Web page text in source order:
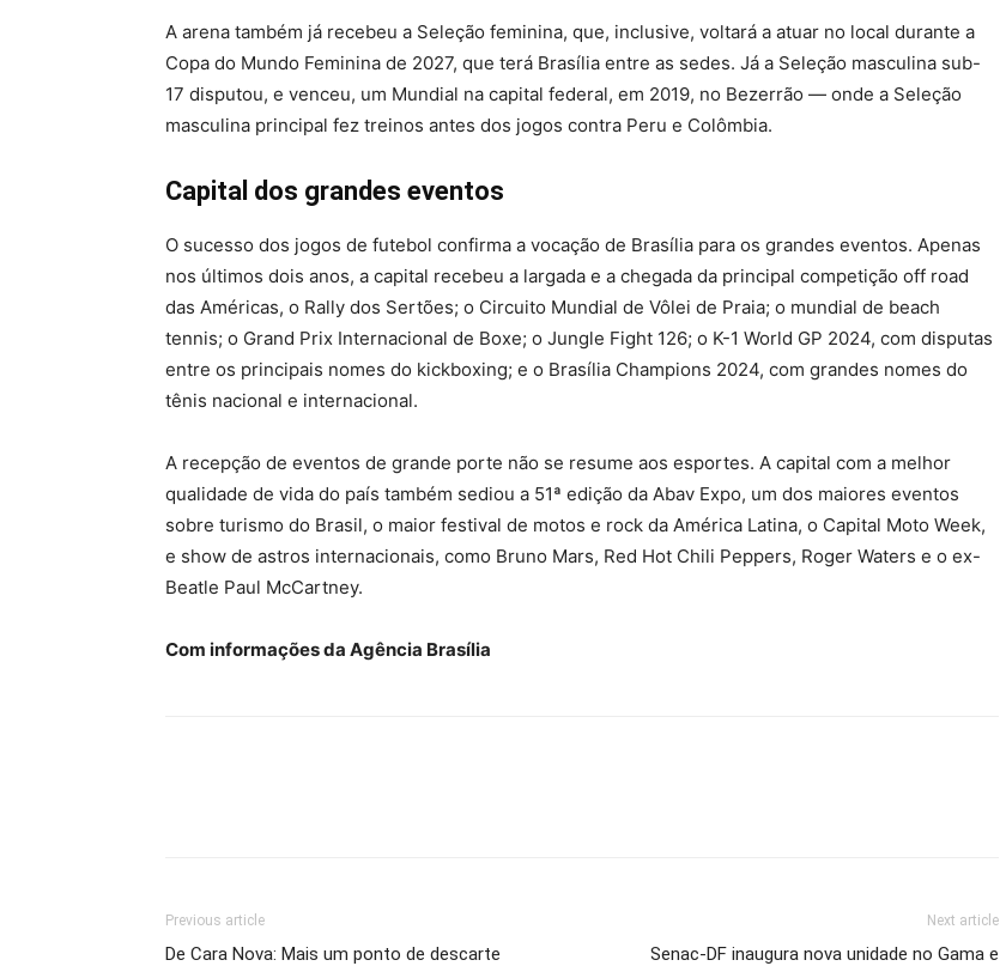
A arena também já recebeu a Seleção feminina, que, inclusive, voltará a atuar no local durante a
Copa do Mundo Feminina de 2027, que terá Brasília entre as sedes. Já a Seleção masculina sub-
17 disputou, e venceu, um Mundial na capital federal, em 2019, no Bezerrão — onde a Seleção
masculina principal fez treinos antes dos jogos contra Peru e Colômbia.
Capital dos grandes eventos
O sucesso dos jogos de futebol confirma a vocação de Brasília para os grandes eventos. Apenas
nos últimos dois anos, a capital recebeu a largada e a chegada da principal competição off road
das Américas, o Rally dos Sertões; o Circuito Mundial de Vôlei de Praia; o mundial de beach
tennis; o Grand Prix Internacional de Boxe; o Jungle Fight 126; o K-1 World GP 2024, com disputas
entre os principais nomes do kickboxing; e o Brasília Champions 2024, com grandes nomes do
tênis nacional e internacional.
A recepção de eventos de grande porte não se resume aos esportes. A capital com a melhor
qualidade de vida do país também sediou a 51ª edição da Abav Expo, um dos maiores eventos
sobre turismo do Brasil, o maior festival de motos e rock da América Latina, o Capital Moto Week,
e show de astros internacionais, como Bruno Mars, Red Hot Chili Peppers, Roger Waters e o ex-
Beatle Paul McCartney.
Com informações da Agência Brasília
Previous article
De Cara Nova: Mais um ponto de descarte
Next article
Senac-DF inaugura nova unidade no Gama e